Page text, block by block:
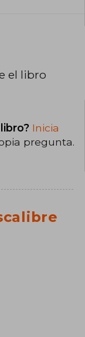
el libro
Inicia
pregunta.